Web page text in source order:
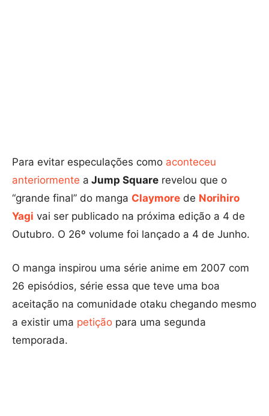
Para evitar especulações como aconteceu
anteriormente a Jump Square revelou que o
“grande final” do manga Claymore de Norihiro
Yagi vai ser publicado na próxima edição a 4 de
Outubro. O 26º volume foi lançado a 4 de Junho.
O manga inspirou uma série anime em 2007 com
26 episódios, série essa que teve uma boa
aceitação na comunidade otaku chegando mesmo
a existir uma petição para uma segunda
temporada.